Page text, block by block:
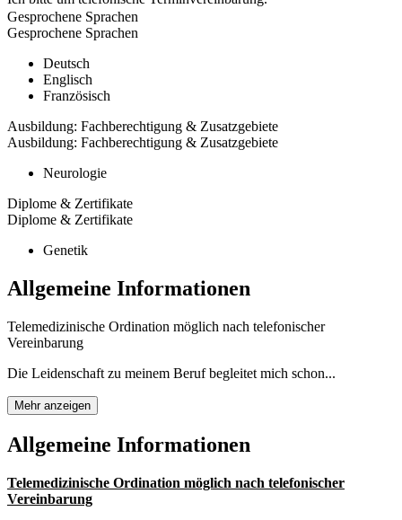
Gesprochene Sprachen
Gesprochene Sprachen
Deutsch
Englisch
Französisch
Ausbildung: Fachberechtigung & Zusatzgebiete
Ausbildung: Fachberechtigung & Zusatzgebiete
Neurologie
Diplome & Zertifikate
Diplome & Zertifikate
Genetik
Allgemeine Informationen
Telemedizinische Ordination möglich nach telefonischer
Vereinbarung
Die Leidenschaft zu meinem Beruf begleitet mich schon...
Mehr anzeigen
Allgemeine Informationen
Telemedizinische Ordination möglich nach telefonischer
Vereinbarung